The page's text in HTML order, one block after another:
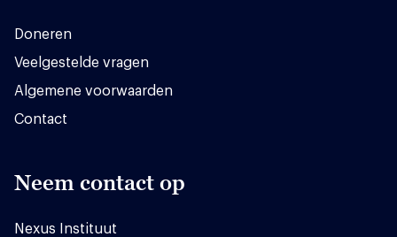
Doneren
Veelgestelde vragen
Algemene voorwaarden
Contact
Neem contact op
Nexus Instituut